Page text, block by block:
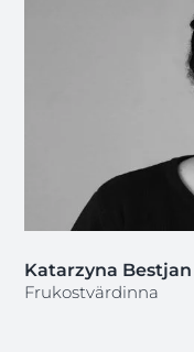
Katarzyna Bestjan
Frukostvärdinna